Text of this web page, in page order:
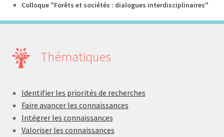
Colloque "Forêts et sociétés : dialogues interdisciplinaires"
Thématiques
Identifier les priorités de recherches
Faire avancer les connaissances
Intégrer les connaissances
Valoriser les connaissances